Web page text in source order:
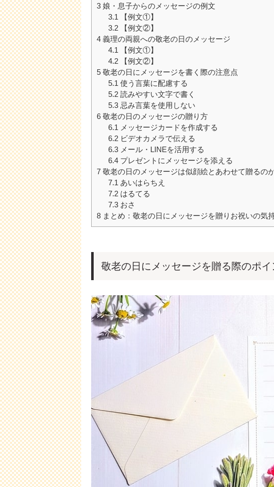
3 娘・息子からのメッセージの例文
3.1 【例文①】
3.2【例文②】
4 義理の両親への敬老の日のメッセージ
4.1 【例文①】
4.2【例文②】
5 敬老の日にメッセージを書く際の注意点
5.1 使う言葉に配慮する
5.2読みやすい文字で書く
5.3忌み言葉を使用しない
6 敬老の日のメッセージの贈り方
6.1 メッセージカードを作成する
6.2ビデオカメラで伝える
6.3メール・LINEを活用する
6.4プレゼントにメッセージを添える
7 敬老の日のメッセージは似顔絵とあわせて贈るの
7.1 あいはらちえ
7.2はるてる
7.3おさ
8 まとめ：敬老の日にメッセージを贈りお祝いの気
敬老の日にメッセージを贈る際のポイ